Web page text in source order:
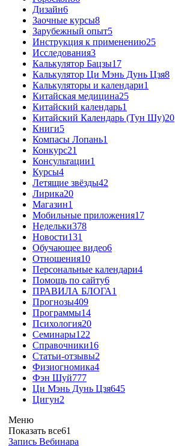
Дизайн6
Заочные курсы8
Зарубежный опыт5
Инструкция к применению25
Исследования3
Калькулятор Бацзы17
Калькулятор Ци Мэнь Дунь Цзя8
Калькуляторы и календари1
Китайская медицина25
Китайский календарь1
Китайский Календарь (Тун Шу)20
Книги5
Компасы Лопань1
Конкурс21
Консультации1
Курсы4
Летящие звёзды42
Лирика20
Магазин1
Мобильные приложения17
Недельки378
Новости131
Обучающее видео6
Отношения10
Персональные календари4
Помощь по сайту6
ПРАВИЛА БЛОГА1
Прогнозы409
Программы14
Психология20
Семинары122
Справочники16
Статьи-отзывы2
Физиогномика4
Фэн Шуй777
Ци Мэнь Дунь Цзя645
Цигун2
Меню
Показать все61
Запись Вебинара